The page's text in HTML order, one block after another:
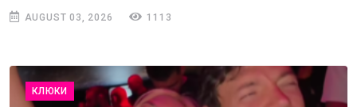
AUGUST 03, 2026 1113
КЛЮКИ